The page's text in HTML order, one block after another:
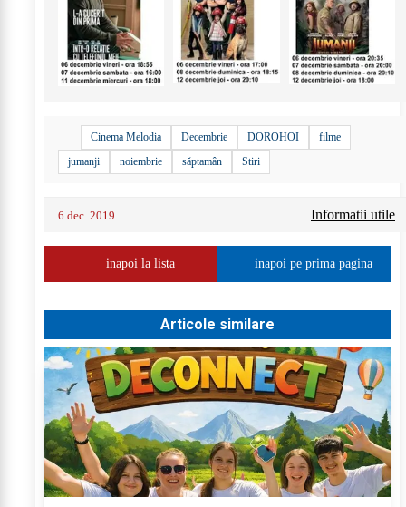
Cinema Melodia Decembrie DOROHOI
filme
jumanji
noiembrie săptamân Stiri
6 dec. 2019 Informatii utile
inapoi la lista inapoi pe prima pagina
Articole similare